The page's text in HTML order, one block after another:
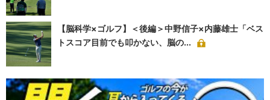
【脳科学×ゴルフ】＜後編＞中野信子×内藤雄士「ベス
トスコア目前でも叩かない、脳の...